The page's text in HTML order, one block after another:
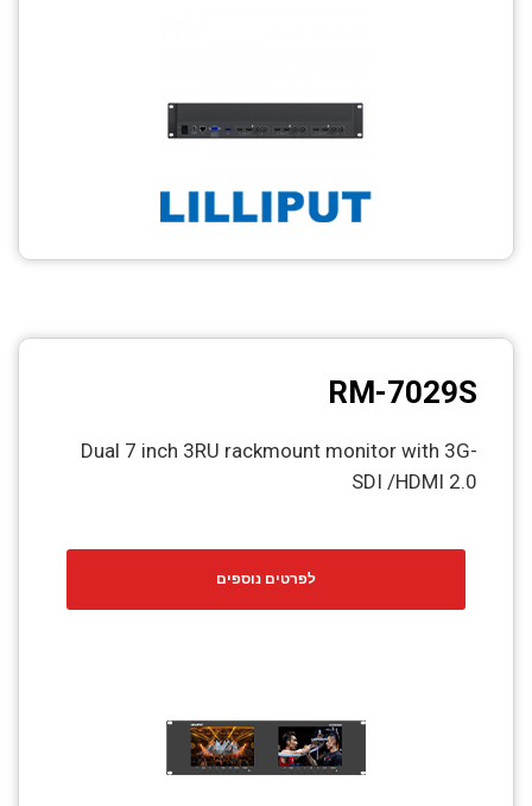
RM-7029S
Dual 7 inch 3RU rackmount monitor with 3G-
SDI /HDMI 2.0
לפרטים נוספים